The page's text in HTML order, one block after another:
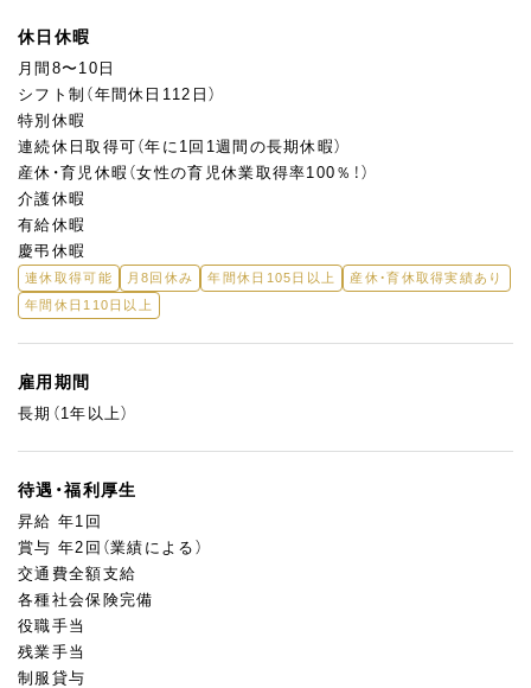
休日休暇
月間8〜10日
シフト制（年間休日112日）
特別休暇
連続休日取得可（年に1回1週間の長期休暇）
産休・育児休暇（女性の育児休業取得率100％！）
介護休暇
有給休暇
慶弔休暇
連休取得可能 月8回休み 年間休日105日以上
産休・育休取得実績あり
年間休日110日以上
雇用期間
長期（1年以上）
待遇・福利厚生
昇給 年1回
賞与 年2回（業績による）
交通費全額支給
各種社会保険完備
役職手当
残業手当
制服貸与